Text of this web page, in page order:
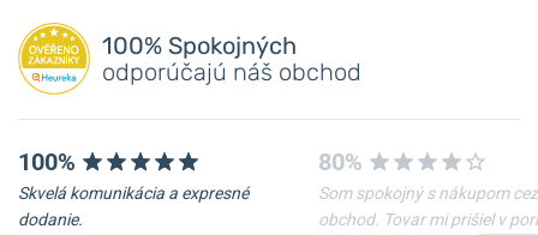
Pridať dotaz
100% Spokojných
odporúčajú náš obchod
100%
Skvelá komunikácia a expresné
dodanie.
80%
Som spokojný s nákupom cez
obchod. Tovar mi prišiel v